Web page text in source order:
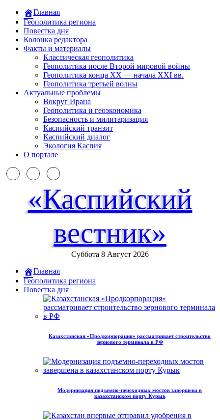
Главная
Геополитика региона
Повестка дня
Колонка редактора
Факты и материалы
Классическая геополитика
Геополитика после Второй мировой войны
Геополитика конца XX — начала XXI вв.
Геополитика третьей волны
Актуальные проблемы
Вокруг Ирана
Геополитика и геоэкономика
Безопасность и милитаризация
Каспийский транзит
Каспийский диалог
Экология Каспия
О портале
«Каспийский
вестник»
Суббота 8 Август 2026
Главная
Геополитика региона
Повестка дня
Казахстанская «Продкорпорация» рассматривает строительство
зернового терминала в РФ
Модернизация подъемно-переходных мостов завершена в
казахстанском порту Курык